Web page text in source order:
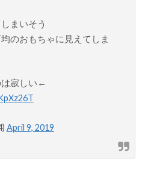
まいそう
のおもちゃに見えてしま
は寂しい←
April 9, 2019